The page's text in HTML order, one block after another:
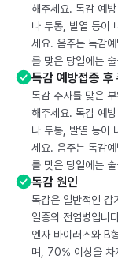
해주세요. 독감 예
나 두통, 발열 등이
세요. 음주는 독감
를 맞은 당일에는
독감 예방접종 후
독감 주사를 맞은
해주세요. 독감 예
나 두통, 발열 등이
세요. 음주는 독감
를 맞은 당일에는
독감 원인
독감은 일반적인 감
일종의 전염병입니
엔자 바이러스와 B
며, 70% 이상을 차